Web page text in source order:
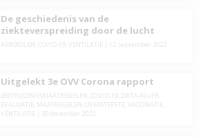
De geschiedenis van de
ziekteverspreiding door de lucht
AEROSOLEN COVID-19, VENTILATIE 12 september 2022
Uitgelekt 3e OVV Corona rapport
BESTRIJDINGSMAATREGELEN COVID-19, DATA-R0-IFR
EVALUATIE
MAATREGELEN OVERSTERFTE VACCINATIE
VENTILATIE
30 december 2022